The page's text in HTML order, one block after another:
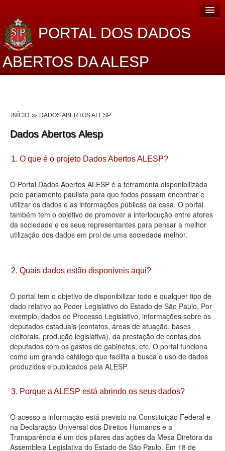
PORTAL DOS DADOS
ABERTOS DA ALESP
Lei de Acesso à Informação
Dados Governamentais Abertos
Planejamento
Catálogo de dados
Processo Legislativo
Deputados Estaduais
Agenda
Perguntas frequentes
Contato
INÍCIO DADOS ABERTOS ALESP
Dados Abertos Alesp
1. O que é o projeto Dados Abertos ALESP?
O Portal Dados Abertos ALESP é a ferramenta disponibilizada
pelo parlamento paulista para que todos possam encontrar e
utilizar os dados e as informações públicas da casa. O portal
também tem o objetivo de promover a interlocução entre atores
da sociedade e os seus representantes para pensar a melhor
utilização dos dados em prol de uma sociedade melhor.
2. Quais dados estão disponíveis aqui?
O portal tem o objetivo de disponibilizar todo e qualquer tipo de
dado relativo ao Poder Legislativo do Estado de São Paulo. Por
exemplo, dados do Processo Legislativo, informações sobre os
deputados estaduais (contatos, áreas de atuação, bases
eleitorais, produção legislativa), da prestação de contas dos
deputados com os gastos de gabinetes, etc. O portal funciona
como um grande catálogo que facilita a busca e uso de dados
produzidos e publicados pela ALESP.
3. Porque a ALESP está abrindo os seus dados?
O acesso a informação está previsto na Constituição Federal e
na Declaração Universal dos Direitos Humanos e a
Transparência é um dos pilares das ações da Mesa Diretora da
Assembleia Legislativa do Estado de São Paulo. Em 18 de